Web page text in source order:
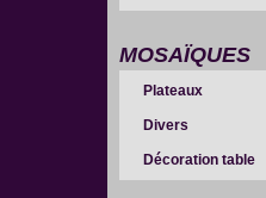
MOSAÏQUES
Plateaux
Divers
Décoration table